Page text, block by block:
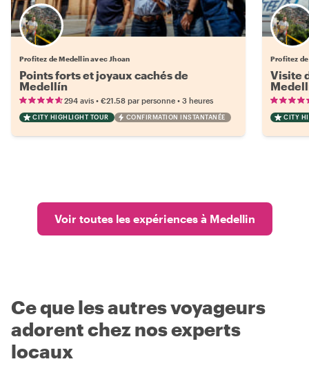
Profitez de Medellin avec Jhoan
Points forts et joyaux cachés de
Medellín
294 avis • €21.58 par personne • 3 heures
CITY HIGHLIGHT TOUR CONFIRMATION INSTANTANÉE
Profitez
Visite
CITY
Voir toutes les expériences à Medellin
Ce que les autres voyageurs
adorent chez nos experts
locaux